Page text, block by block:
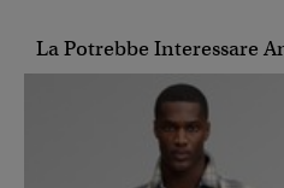
La Potrebbe Interessare